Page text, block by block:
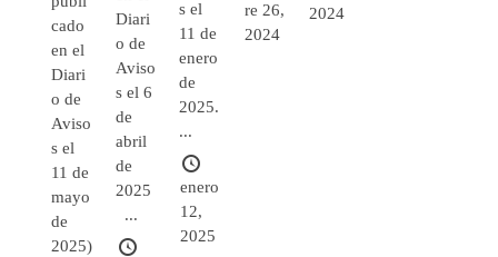
cado
en el
Diari
o de
Aviso
s el
11 de
mayo
de
2025)
Diari
o de
Aviso
s el 6
de
abril
de
2025
...
s el
11 de
enero
de
2025.
...
enero
12,
2025
re 26,
2024
2024